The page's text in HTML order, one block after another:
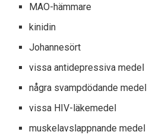
MAO-hämmare
kinidin
Johannesört
vissa antidepressiva medel
några svampdödande medel
vissa HIV-läkemedel
muskelavslappnande medel